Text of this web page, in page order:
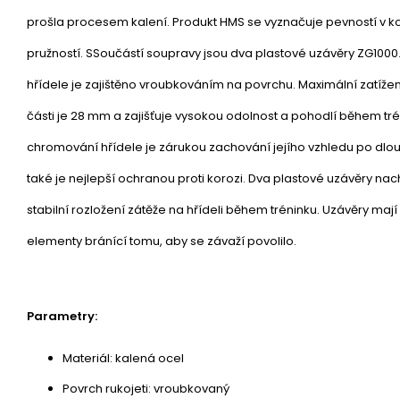
prošla procesem kalení. Produkt HMS se vyznačuje pevností v
pružností. SSoučástí soupravy jsou dva plastové uzávěry
hřídele je zajištěno vroubkováním na povrchu. Maximální
části je 28 mm a zajišťuje vysokou odolnost a pohodlí během
chromování hřídele je zárukou zachování jejího vzhledu po
také je nejlepší ochranou proti korozi. Dva plastové uzávěry
stabilní rozložení zátěže na hřídeli během tréninku. Uzávěry
elementy bránící tomu, aby se závaží povolilo.
Parametry:
Materiál: kalená ocel
Povrch rukojeti: vroubkovaný